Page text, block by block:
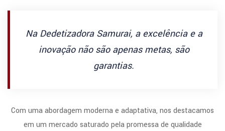
Na Dedetizadora Samurai, a excelência e a
inovação não são apenas metas, são
garantias.
Com uma abordagem moderna e adaptativa, nos destacamos
em um mercado saturado pela promessa de qualidade